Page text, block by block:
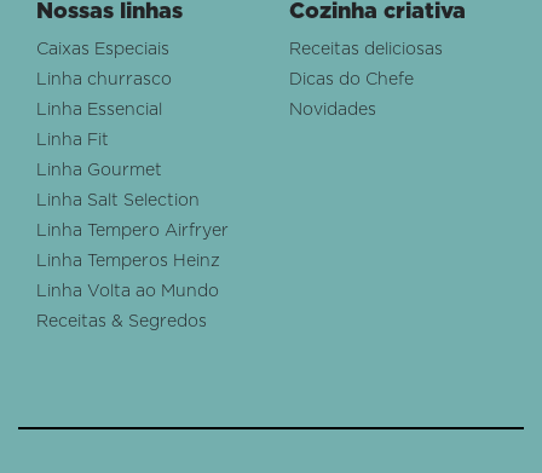
Nossas linhas
Caixas Especiais
Linha churrasco
Linha Essencial
Linha Fit
Linha Gourmet
Linha Salt Selection
Linha Tempero Airfryer
Linha Temperos Heinz
Linha Volta ao Mundo
Receitas & Segredos
Cozinha criativa
Receitas deliciosas
Dicas do Chefe
Novidades